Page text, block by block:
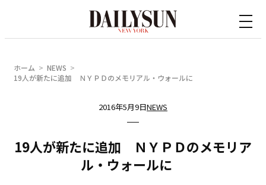
ホーム
NEWS
19人が新たに追加 ＮＹＰＤのメモリアル・ウォールに
2016年5月9日NEWS
19人が新たに追加 ＮＹＰＤのメモリア
ル・ウォールに